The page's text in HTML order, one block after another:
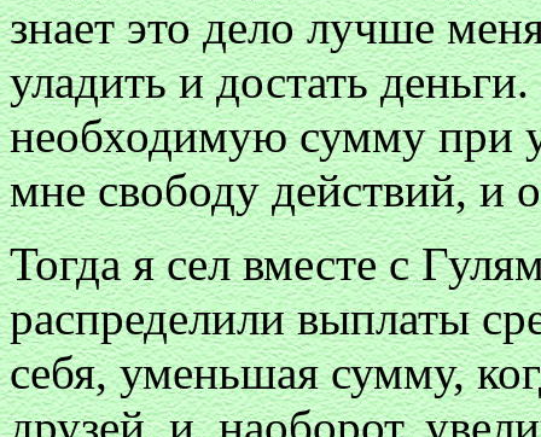
знает это дело лучше
уладить и достать
необходимую сумму при
мне свободу действий, и
Тогда я сел вместе с
распределили выплаты
себя, уменьшая сумму,